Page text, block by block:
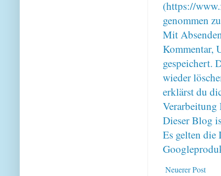
(https://
genommen
Mit
Kommentar,
gespeichert.
wieder
erklärst du
Verarbeitung
Dieser Blog
Es gelten
Neuerer Post